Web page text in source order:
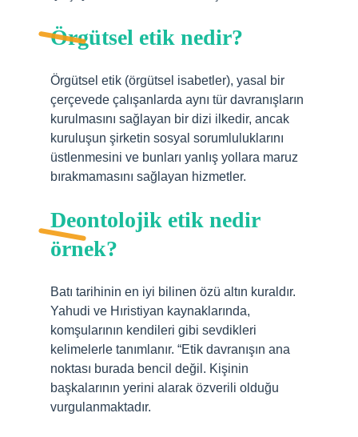
Örgütsel etik nedir?
Örgütsel etik (örgütsel isabetler), yasal bir
çerçevede çalışanlarda aynı tür davranışların
kurulmasını sağlayan bir dizi ilkedir, ancak
kuruluşun şirketin sosyal sorumluluklarını
üstlenmesini ve bunları yanlış yollara maruz
bırakmamasını sağlayan hizmetler.
Deontolojik etik nedir
örnek?
Batı tarihinin en iyi bilinen özü altın kuraldır.
Yahudi ve Hıristiyan kaynaklarında,
komşularının kendileri gibi sevdikleri
kelimelerle tanımlanır. “Etik davranışın ana
noktası burada bencil değil. Kişinin
başkalarının yerini alarak özverili olduğu
vurgulanmaktadır.